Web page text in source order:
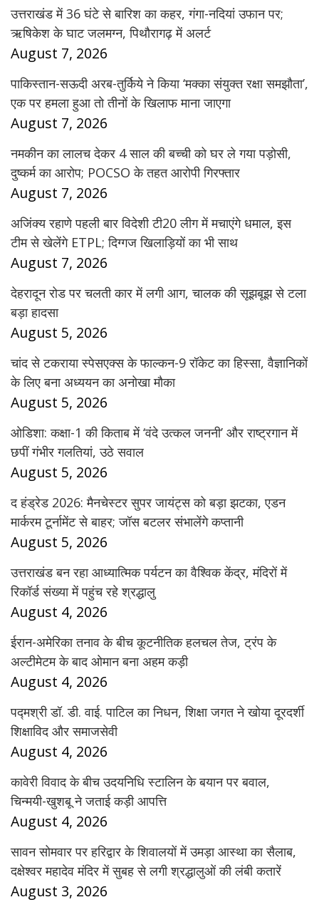
उत्तराखंड में 36 घंटे से बारिश का कहर, गंगा-नदियां उफान पर;
ऋषिकेश के घाट जलमग्न, पिथौरागढ़ में अलर्ट
August 7, 2026
पाकिस्तान-सऊदी अरब-तुर्किये ने किया ‘मक्का संयुक्त रक्षा समझौता’,
एक पर हमला हुआ तो तीनों के खिलाफ माना जाएगा
August 7, 2026
नमकीन का लालच देकर 4 साल की बच्ची को घर ले गया पड़ोसी,
दुष्कर्म का आरोप; POCSO के तहत आरोपी गिरफ्तार
August 7, 2026
अजिंक्य रहाणे पहली बार विदेशी टी20 लीग में मचाएंगे धमाल, इस
टीम से खेलेंगे ETPL; दिग्गज खिलाड़ियों का भी साथ
August 7, 2026
देहरादून रोड पर चलती कार में लगी आग, चालक की सूझबूझ से टला
बड़ा हादसा
August 5, 2026
चांद से टकराया स्पेसएक्स के फाल्कन-9 रॉकेट का हिस्सा, वैज्ञानिकों
के लिए बना अध्ययन का अनोखा मौका
August 5, 2026
ओडिशा: कक्षा-1 की किताब में ‘वंदे उत्कल जननी’ और राष्ट्रगान में
छपीं गंभीर गलतियां, उठे सवाल
August 5, 2026
द हंड्रेड 2026: मैनचेस्टर सुपर जायंट्स को बड़ा झटका, एडन
मार्करम टूर्नामेंट से बाहर; जॉस बटलर संभालेंगे कप्तानी
August 5, 2026
उत्तराखंड बन रहा आध्यात्मिक पर्यटन का वैश्विक केंद्र, मंदिरों में
रिकॉर्ड संख्या में पहुंच रहे श्रद्धालु
August 4, 2026
ईरान-अमेरिका तनाव के बीच कूटनीतिक हलचल तेज, ट्रंप के
अल्टीमेटम के बाद ओमान बना अहम कड़ी
August 4, 2026
पद्मश्री डॉ. डी. वाई. पाटिल का निधन, शिक्षा जगत ने खोया दूरदर्शी
शिक्षाविद और समाजसेवी
August 4, 2026
कावेरी विवाद के बीच उदयनिधि स्टालिन के बयान पर बवाल,
चिन्मयी-खुशबू ने जताई कड़ी आपत्ति
August 4, 2026
सावन सोमवार पर हरिद्वार के शिवालयों में उमड़ा आस्था का सैलाब,
दक्षेश्वर महादेव मंदिर में सुबह से लगी श्रद्धालुओं की लंबी कतारें
August 3, 2026